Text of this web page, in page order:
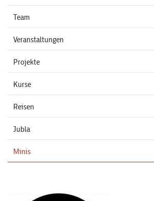
Team
Veranstaltungen
Projekte
Kurse
Reisen
Jubla
Minis